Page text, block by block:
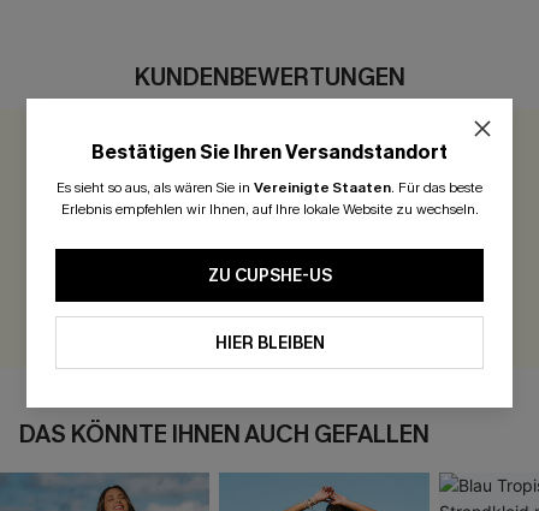
KUNDENBEWERTUNGEN
0.0
300 Punkte für Ihre Bewertung!
BEWERTEN
DAS KÖNNTE IHNEN AUCH GEFALLEN
Bestätigen Sie Ihren Versandstandort
Es sieht so aus, als wären Sie in Vereinigte Staaten. Für das beste
Erlebnis empfehlen wir Ihnen, auf Ihre lokale Website zu wechseln.
ZU CUPSHE-US
HIER BLEIBEN